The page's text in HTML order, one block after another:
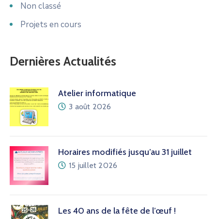
Non classé
Projets en cours
Dernières Actualités
Atelier informatique
3 août 2026
Horaires modifiés jusqu’au 31 juillet
15 juillet 2026
Les 40 ans de la fête de l’œuf !